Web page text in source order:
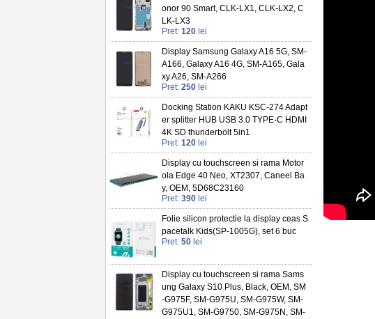
onor 90 Smart, CLK-LX1, CLK-LX2, C
LK-LX3
Pret: 120 lei
Display Samsung Galaxy A16 5G, SM-
A166, Galaxy A16 4G, SM-A165, Gala
xy A26, SM-A266
Pret: 250 lei
Docking Station KAKU KSC-274 Adapt
er splitter HUB USB 3.0 TYPE-C HDMI
4K SD thunderbolt 5in1
Pret: 120 lei
Display cu touchscreen si rama Motor
ola Edge 40 Neo, XT2307, Caneel Ba
y, OEM, 5D68C23160
Pret: 390 lei
Folie silicon protectie la display ceas S
pacetalk Kids(SP-1005G), set 6 buc
Pret: 50 lei
Display cu touchscreen si rama Sams
ung Galaxy S10 Plus, Black, OEM, SM
-G975F, SM-G975U, SM-G975W, SM-
G975U1, SM-G9750, SM-G975N, SM-